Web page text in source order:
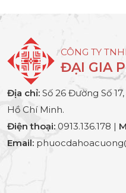
CÔNG TY
ĐẠI GIA
Địa chỉ: Số 26 Đường Số
Hồ Chí Minh.
Điện thoại: 0913.136.178 |
Email: